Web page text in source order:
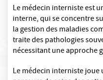
Le médecin interniste est
interne, qui se concentre
la gestion des maladies
traite des pathologies
nécessitant une approche
Le médecin interniste